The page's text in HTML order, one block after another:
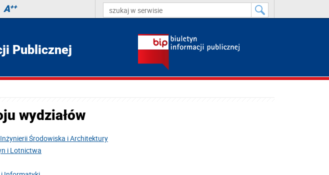
A++
Publicznej
wydziałów
Środowiska i Architektury
i Lotnictwa